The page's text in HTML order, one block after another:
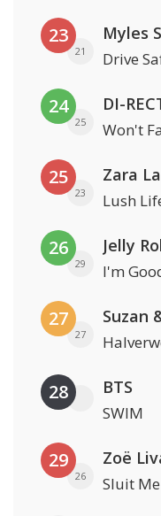
23
21
Myles
Drive
24
25
DI-
Won't
25
23
Zara
Lush
26
29
Jelly
I'm
27
27
Suzan
28 BTS
SWIM
29
26
Zoë
Sluit